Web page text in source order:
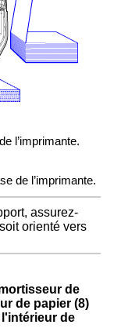
l’imprimante.
de l’imprimante.
assurez-
orienté vers
de
de papier (8)
de